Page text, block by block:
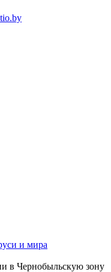
и мира
в Чернобыльскую зону